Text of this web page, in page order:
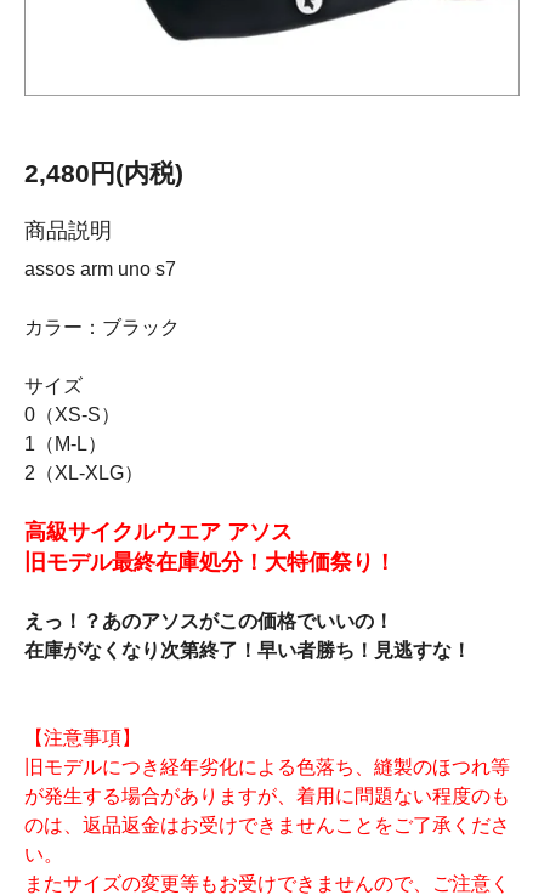
2,480円(内税)
商品説明
assos arm uno s7
カラー：ブラック
サイズ
0（XS-S）
1（M-L）
2（XL-XLG）
高級サイクルウエア アソス
旧モデル最終在庫処分！大特価祭り！
えっ！？あのアソスがこの価格でいいの！
在庫がなくなり次第終了！早い者勝ち！見逃すな！
【注意事項】
旧モデルにつき経年劣化による色落ち、縫製のほつれ等
が発生する場合がありますが、着用に問題ない程度のも
のは、返品返金はお受けできませんことをご了承くださ
い。
またサイズの変更等もお受けできませんので、ご注意く